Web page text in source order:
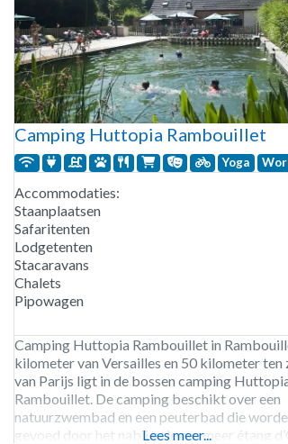
Camping Huttopia Rambouillet
Yoga
Accommodaties:
Staanplaatsen
Safaritenten
Lodgetenten
Stacaravans
Chalets
Pipowagen
Camping Huttopia Rambouillet in
kilometer van Versailles en 50 kilometer ten
van Parijs ligt in de bossen camping
Rambouillet. De camping beschikt over een
natuurzwembad en een peuterbad die
gevoed door het nabij gelegen meer étang
Lees meer...